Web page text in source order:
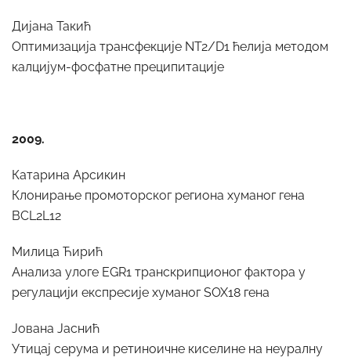
Дијана Такић
Оптимизација трансфекције NT2/D1 ћелија методом
калцијум-фосфатне преципитације
2009.
Катарина Арсикин
Клонирање промоторског региона хуманог гена
BCL2L12
Милица Ћирић
Анализа улоге EGR1 транскрипционог фактора у
регулацији експресије хуманог SOX18 гена
Јована Јаснић
Утицај серума и ретиноичне киселине на неуралну